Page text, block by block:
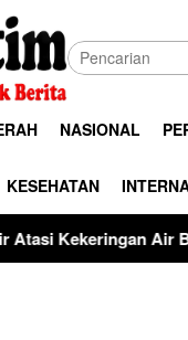
NASIONAL
KESEHATAN
Air Bersih di Panggul